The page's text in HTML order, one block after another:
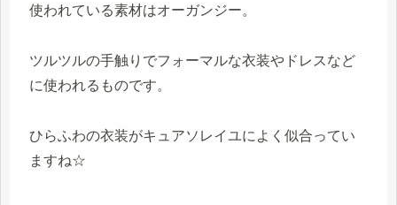
使われている素材はオーガンジー。
ツルツルの手触りでフォーマルな衣装やドレスなど
に使われるものです。
ひらふわの衣装がキュアソレイユによく似合ってい
ますね☆